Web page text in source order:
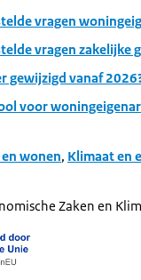
vragen
vragen zakelijke
gewijzigd vanaf
voor
wonen, Klimaat en
Zaken en